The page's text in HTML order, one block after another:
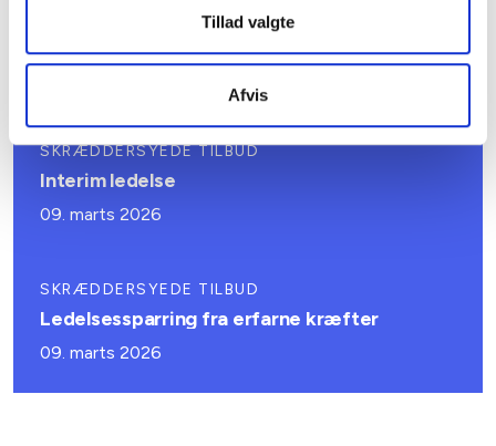
Tillad valgte
Afvis
SKRÆDDERSYEDE TILBUD
SKRÆDDERSYEDE TILBUD
Interim ledelse
09. marts 2026
SKRÆDDERSYEDE TILBUD
Ledelsessparring fra erfarne kræfter
09. marts 2026